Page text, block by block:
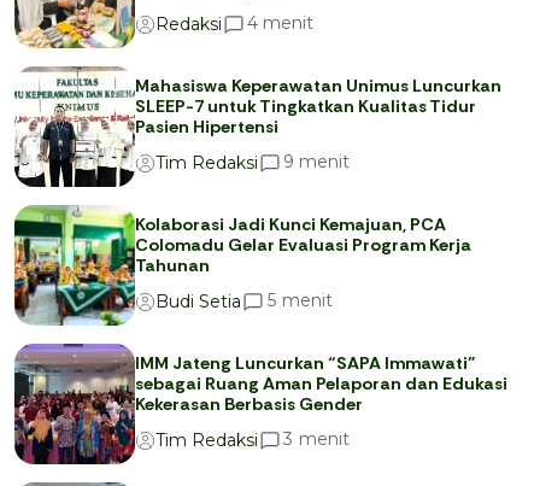
Redaksi
4 menit
Mahasiswa Keperawatan Unimus Luncurkan
SLEEP-7 untuk Tingkatkan Kualitas Tidur
Pasien Hipertensi
Tim Redaksi
9 menit
Kolaborasi Jadi Kunci Kemajuan, PCA
Colomadu Gelar Evaluasi Program Kerja
Tahunan
Budi Setia
5 menit
IMM Jateng Luncurkan “SAPA Immawati”
sebagai Ruang Aman Pelaporan dan Edukasi
Kekerasan Berbasis Gender
Tim Redaksi
3 menit